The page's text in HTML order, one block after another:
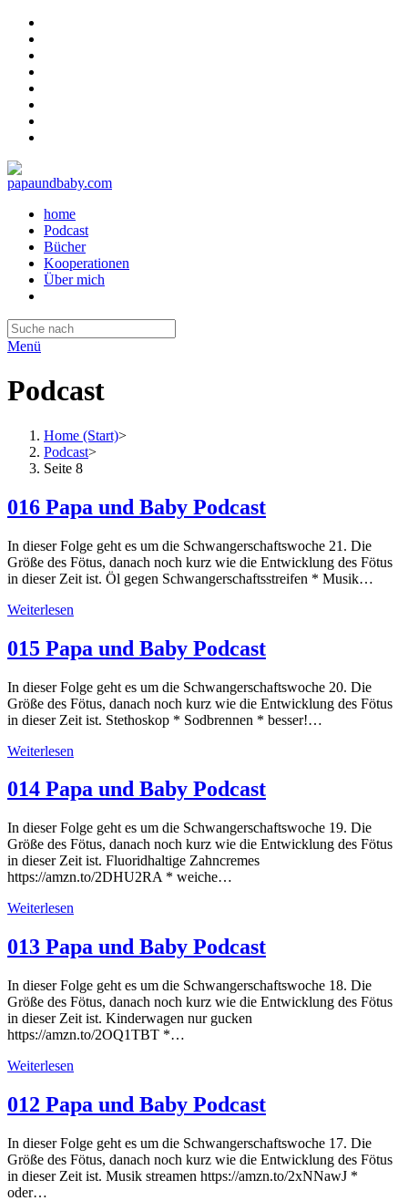
home
Podcast
Bücher
Kooperationen
Über mich
Menü
Podcast
Home (Start)>
Podcast>
Seite 8
016 Papa und Baby Podcast
In dieser Folge geht es um die Schwangerschaftswoche 21. Die
Größe des Fötus, danach noch kurz wie die Entwicklung des Fötus
in dieser Zeit ist. Öl gegen Schwangerschaftsstreifen * Musik…
Weiterlesen
015 Papa und Baby Podcast
In dieser Folge geht es um die Schwangerschaftswoche 20. Die
Größe des Fötus, danach noch kurz wie die Entwicklung des Fötus
in dieser Zeit ist. Stethoskop * Sodbrennen * besser!…
Weiterlesen
014 Papa und Baby Podcast
In dieser Folge geht es um die Schwangerschaftswoche 19. Die
Größe des Fötus, danach noch kurz wie die Entwicklung des Fötus
in dieser Zeit ist. Fluoridhaltige Zahncremes
https://amzn.to/2DHU2RA * weiche…
Weiterlesen
013 Papa und Baby Podcast
In dieser Folge geht es um die Schwangerschaftswoche 18. Die
Größe des Fötus, danach noch kurz wie die Entwicklung des Fötus
in dieser Zeit ist. Kinderwagen nur gucken
https://amzn.to/2OQ1TBT *…
Weiterlesen
012 Papa und Baby Podcast
In dieser Folge geht es um die Schwangerschaftswoche 17. Die
Größe des Fötus, danach noch kurz wie die Entwicklung des Fötus
in dieser Zeit ist. Musik streamen https://amzn.to/2xNNawJ *
oder…